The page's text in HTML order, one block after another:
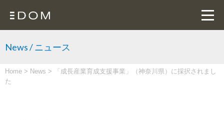
News / ニュース
Home > News >
「成長産業育成支援事業」（神奈川県）に採択されまし
た